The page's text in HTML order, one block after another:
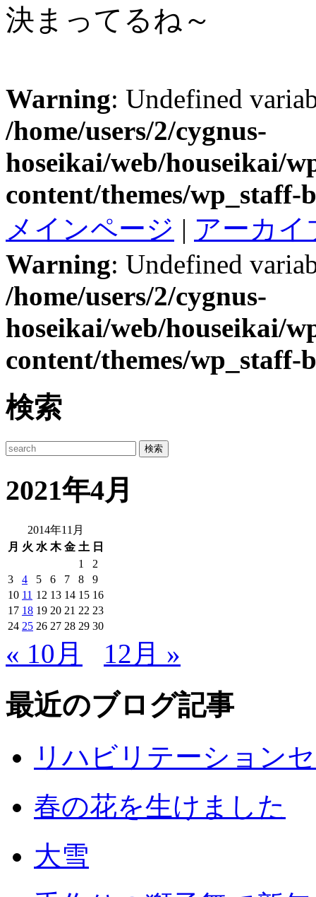
決まってるね～
Warning: Undefined
/home/users/2/cygnus-
hoseikai/web/houseikai/
content/themes/wp_staff-
メインページ | アーカイ
Warning: Undefined
/home/users/2/cygnus-
hoseikai/web/houseikai/
content/themes/wp_staff-
検索
2021年4月
2014年11月
月 火 水 木 金 土 日
1
2
3
4 5 6 7 8
9
10 11 12 13 14 15 16
17 18 19 20 21 22 23
24 25 26 27 28 29 30
« 10月 12月 »
最近のブログ記事
リハビリテーション
春の花を生けました
大雪